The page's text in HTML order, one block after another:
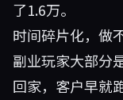
了1.6万。
时间碎片化，做
副业玩家大部分
回家，客户早就